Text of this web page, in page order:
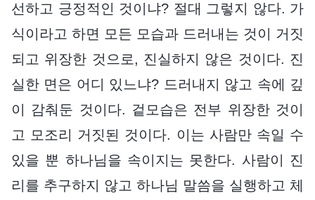
선하고 긍정적인 것이냐? 절대 그렇지 않다. 가
식이라고 하면 모든 모습과 드러내는 것이 거짓
되고 위장한 것으로, 진실하지 않은 것이다. 진
실한 면은 어디 있느냐? 드러내지 않고 속에 깊
이 감춰둔 것이다. 겉모습은 전부 위장한 것이
고 모조리 거짓된 것이다. 이는 사람만 속일 수
있을 뿐 하나님을 속이지는 못한다. 사람이 진
리를 추구하지 않고 하나님 말씀을 실행하고 체